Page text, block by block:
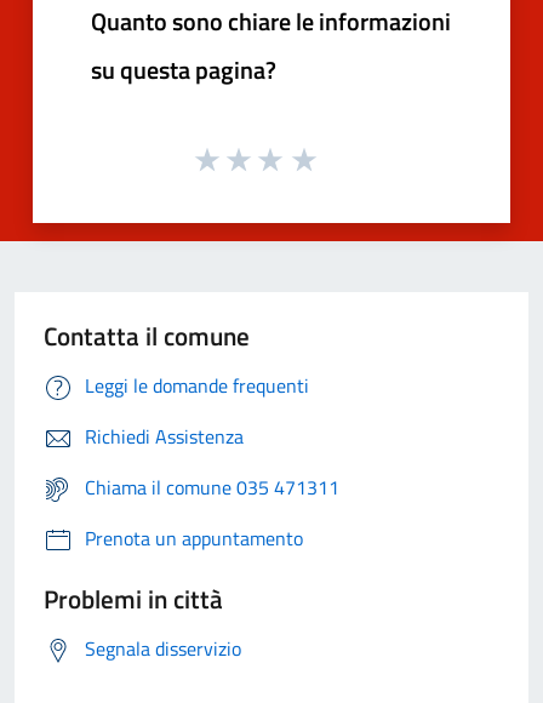
Quanto sono chiare le informazioni
su questa pagina?
Contatta il comune
Leggi le domande frequenti
Richiedi Assistenza
Chiama il comune 035 471311
Prenota un appuntamento
Problemi in città
Segnala disservizio